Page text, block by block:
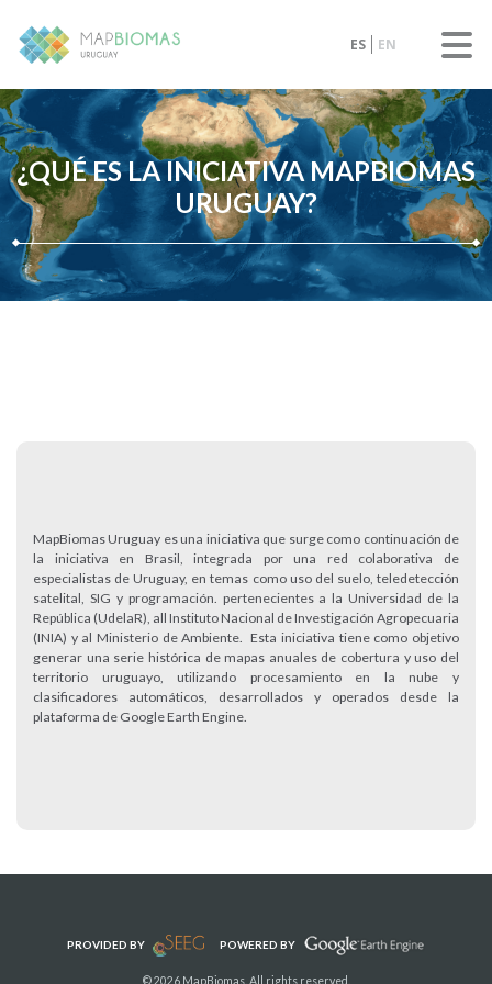
ES EN
¿QUÉ ES LA INICIATIVA MAPBIOMAS
URUGUAY?
MapBiomas Uruguay es una iniciativa que surge como continuación de
la iniciativa en Brasil, integrada por una red colaborativa de
especialistas de Uruguay, en temas como uso del suelo, teledetección
satelital, SIG y programación. pertenecientes a la Universidad de la
República (UdelaR), all Instituto Nacional de Investigación Agropecuaria
(INIA) y al Ministerio de Ambiente. Esta iniciativa tiene como objetivo
generar una serie histórica de mapas anuales de cobertura y uso del
territorio uruguayo, utilizando procesamiento en la nube y
clasificadores automáticos, desarrollados y operados desde la
plataforma de Google Earth Engine.
PROVIDED BY POWERED BY
© 2026 MapBiomas. All rights reserved.